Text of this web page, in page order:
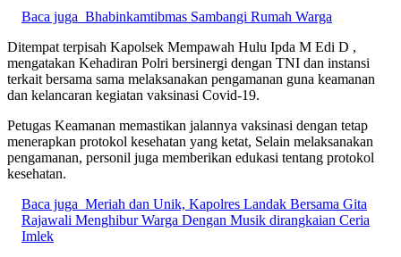
Baca juga Bhabinkamtibmas Sambangi Rumah Warga
Ditempat terpisah Kapolsek Mempawah Hulu Ipda M Edi D ,
mengatakan Kehadiran Polri bersinergi dengan TNI dan instansi
terkait bersama sama melaksanakan pengamanan guna keamanan
dan kelancaran kegiatan vaksinasi Covid-19.
Petugas Keamanan memastikan jalannya vaksinasi dengan tetap
menerapkan protokol kesehatan yang ketat, Selain melaksanakan
pengamanan, personil juga memberikan edukasi tentang protokol
kesehatan.
Baca juga Meriah dan Unik, Kapolres Landak Bersama Gita
Rajawali Menghibur Warga Dengan Musik dirangkaian Ceria
Imlek